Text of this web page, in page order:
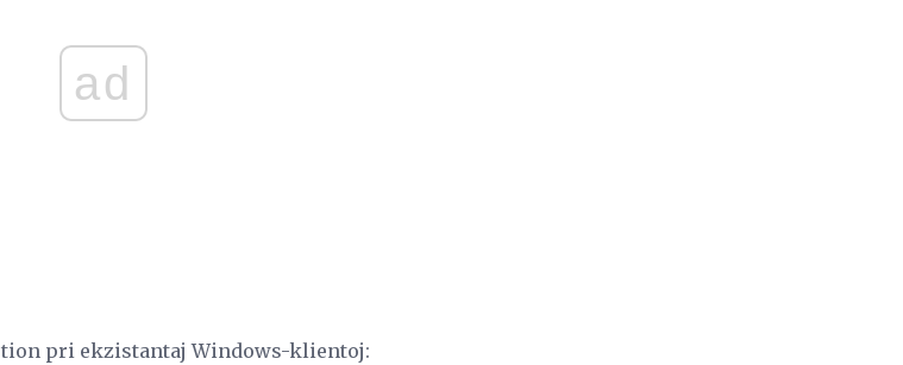
ad
pri ekzistantaj Windows-klientoj: